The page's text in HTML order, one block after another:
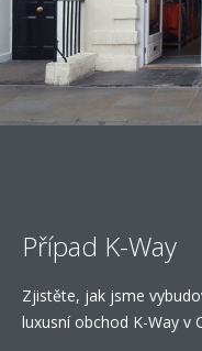
Případ K-Way
Zjistěte, jak jsme
luxusní obchod K-Way v